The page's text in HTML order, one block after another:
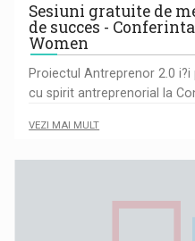
Sesiuni gratuite de
de succes -
Women
Proiectul Antreprenor 2.0
cu spirit antreprenorial la
VEZI MAI MULT